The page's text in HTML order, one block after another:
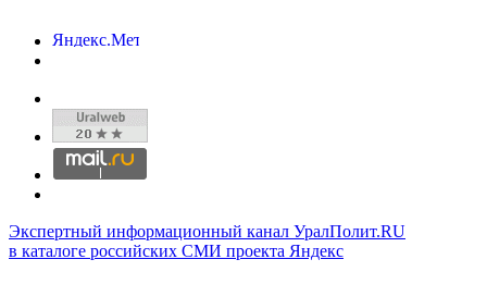
Экспертный информационный канал УралПолит.RU
в каталоге российских СМИ проекта Яндекс